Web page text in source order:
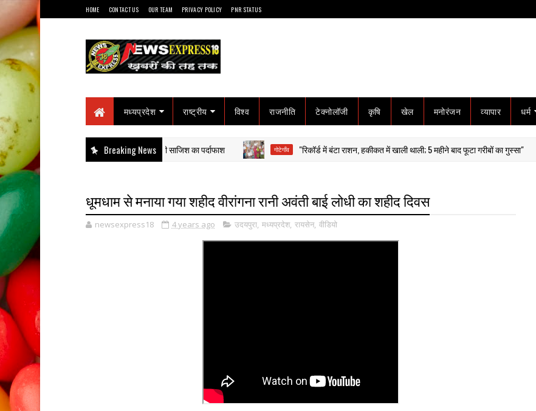
HOME CONTACT US OUR TEAM PRIVACY POLICY PNR STATUS
मध्यप्रदेश राष्ट्रीय विश्व राजनीति टेक्नोलॉजी कृषि खेल मनोरंजन व्यापार धर्म
Breaking News
हाईवा से कुचलकर सड़क हादसा दिखाने की साजिश का पर्दाफाश गोटेगाँव "रिकॉर्ड में बंटा राशन, हकीकत में खाली थाली; 5 महीने बाद फूटा गरीबों का गुस्सा"
धूमधाम से मनाया गया शहीद वीरांगना रानी अवंती बाई लोधी का शहीद दिवस
newsexpress18 4 years ago उदयपुरा, मध्यप्रदेश, रायसेन, वीडियो